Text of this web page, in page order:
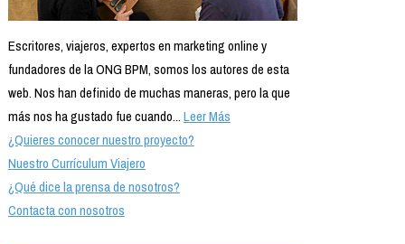
Escritores, viajeros, expertos en marketing online y
fundadores de la ONG BPM, somos los autores de esta
web. Nos han definido de muchas maneras, pero la que
más nos ha gustado fue cuando...Leer Más
¿Quieres conocer nuestro proyecto?
Nuestro Currículum Viajero
¿Qué dice la prensa de nosotros?
Contacta con nosotros